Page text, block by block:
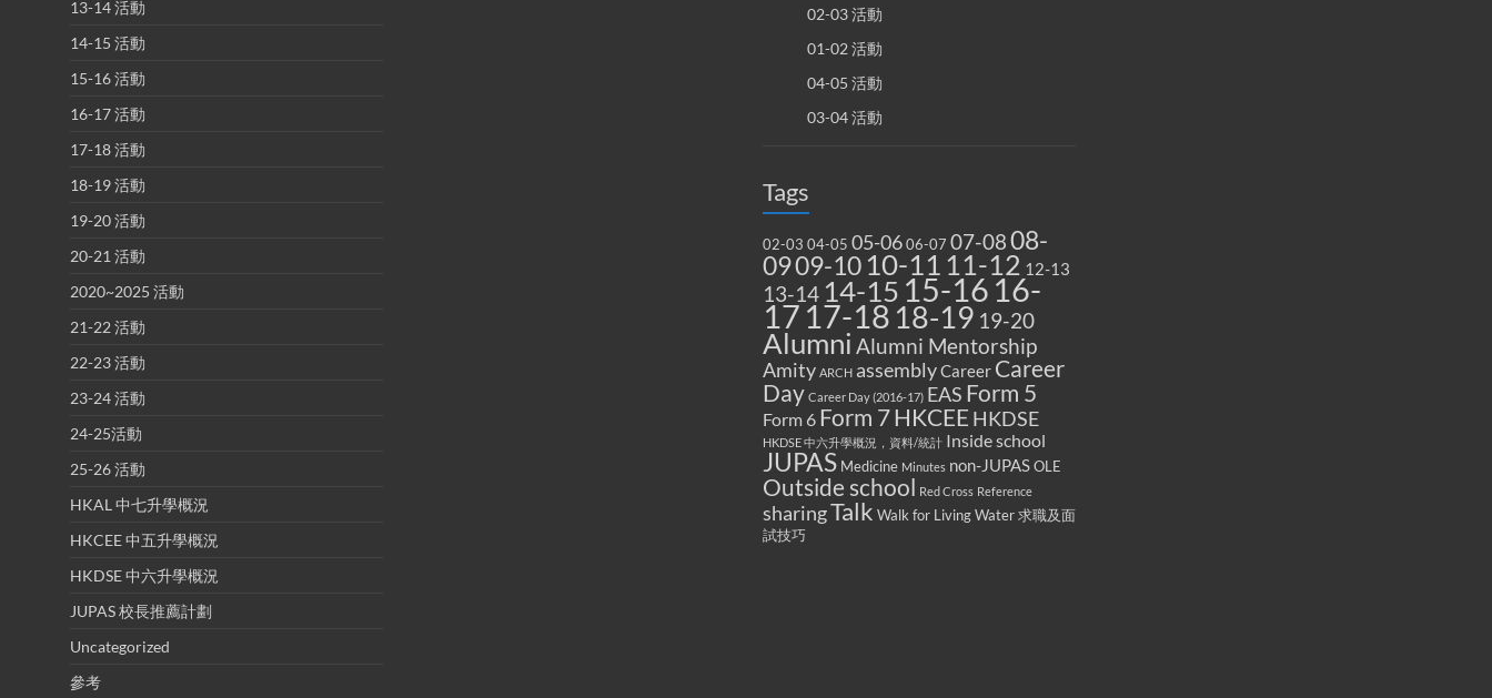
13-14 活動
14-15 活動
15-16 活動
16-17 活動
17-18 活動
18-19 活動
19-20 活動
20-21 活動
2020~2025 活動
21-22 活動
22-23 活動
23-24 活動
24-25活動
25-26 活動
HKAL 中七升學概況
HKCEE 中五升學概況
HKDSE 中六升學概況
JUPAS 校長推薦計劃
Uncategorized
參考
02-03 活動
01-02 活動
04-05 活動
03-04 活動
Tags
02-03 04-05 05-0606-07 07-0808-
0909-10 10-11 11-12 12-13
13-14 14-15 15-16 16-
17 17-18 18-19 19-20
Alumni Alumni Mentorship
Amity ARCH assemblyCareer Career
Day Career Day (2016-17) EAS Form 5
Form 6 Form 7HKCEE HKDSE
HKDSE 中六升學概況，資料/統計 Inside school
JUPAS Medicine Minutes non-JUPASOLE
Outside school Red Cross Reference
sharingTalk Walk for Living Water求職及面
試技巧